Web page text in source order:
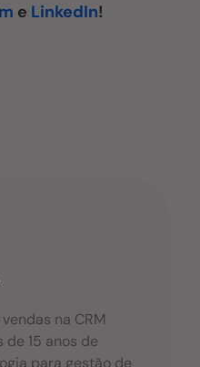
e LinkedIn!
na CRM
15 anos de
para gestão de